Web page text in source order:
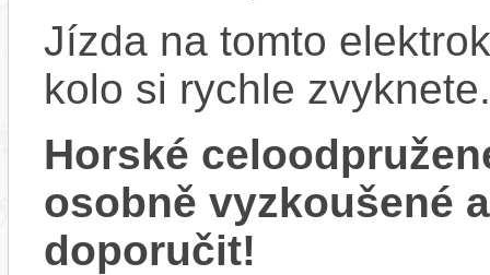
Jízda na tomto
kolo si rychle zvyknete.
Horské
osobně vyzkoušené
doporučit!